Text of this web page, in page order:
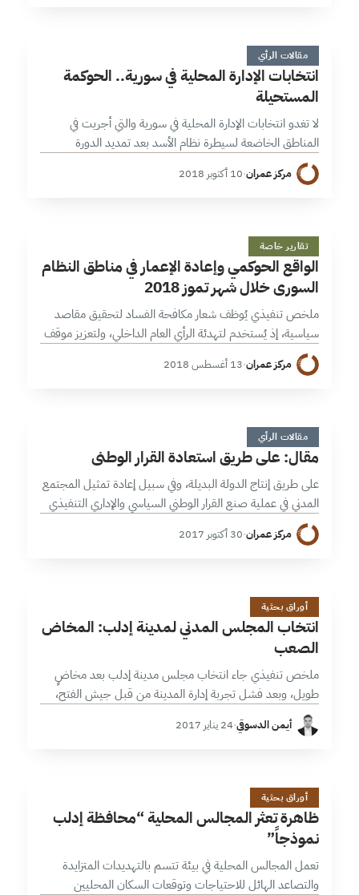
ا6 دقائق
مقالات الرأي
انتخابات الإدارة المحلية في سورية.. الحوكمة
المستحيلة
لا تغدو انتخابات الإدارة المحلية في سورية والتي أجريت في
المناطق الخاضعة لسيطرة نظام الأسد بعد تمديد الدورة
الانتخابية للمجالس القائمة منذ انتخابات الإدارة المحلية في
ديسمبر 2011 ، لا…مركز عمران·10 أكتوبر 2018
ا
28 دقائق
تقارير خاصة
الواقع الحوكمي وإعادة الإعمار في مناطق النظام
السوري خلال شهر تموز 2018
ملخص تنفيذي يُوظف شعار مكافحة الفساد لتحقيق مقاصد
سياسية، إذ يُستخدم لتهدئة الرأي العام الداخلي، ولتعزيز موقف
الحكومة أمام دعوات تغييرها، وكذريعة لتصفية الحسابات بين
مراكز القوى داخل النظام. تظهر…
مركز عمران·13 أغسطس 2018
م6 دقائق
مقالات الرأي
مقال: على طريق استعادة القرار الوطني
على طريق إنتاج الدولة البديلة، وفي سبيل إعادة تمثيل المجتمع
المدني في عملية صنع القرار الوطني السياسي والإداري التنفيذي
للمعارضة السورية، يجدر بنا إعادة النظر في المشكلات البنيوية
والوظيفية التي…
مركز عمران·30 أكتوبر 2017
ا
13 دقائق
أوراق بحثية
انتخاب المجلس المدني لمدينة إدلب: المخاض
الصعب
ملخص تنفيذي جاء انتخاب مجلس مدينة إدلب بعد مخاضٍ
طويل، وبعد فشل تجربة إدارة المدينة من قبل جيش الفتح،
وكشفت عملية التشكيل عن بعض الجوانب الإيجابية والسلبية.
يمكن تفسير هذا…
أيمن الدسوقي·24 يناير 2017
ظ1 دقائق
أوراق بحثية
ظاهرة تعثر المجالس المحلية “محافظة إدلب
نموذجاً”
تعمل المجالس المحلية في بيئة تتسم بالتهديدات المتزايدة
والتصاعد الهائل للاحتياجات وتوقعات السكان المحليين